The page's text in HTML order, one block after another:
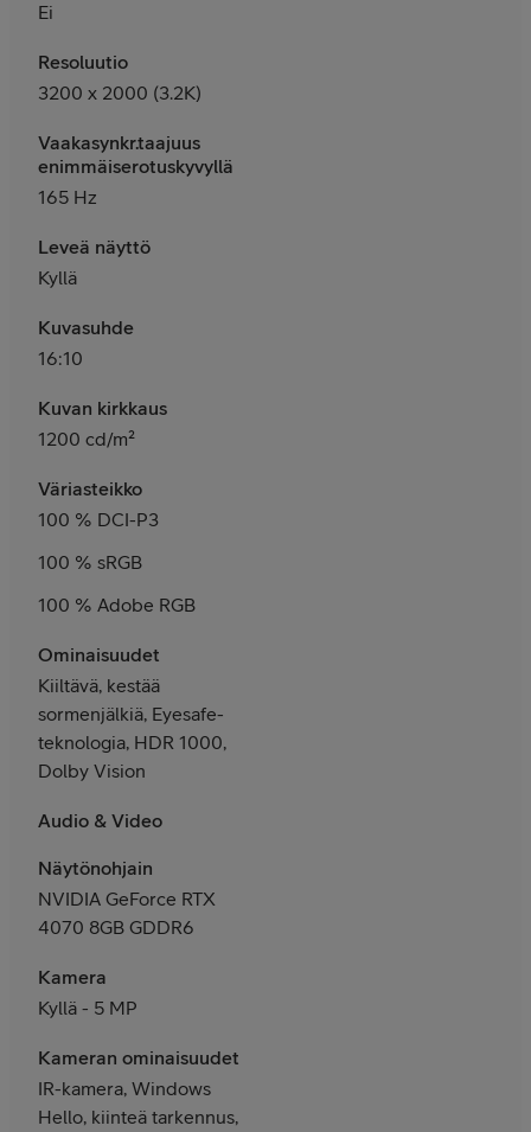
Ei
Resoluutio
3200 x 2000 (3.2K)
Vaakasynkr.taajuus
enimmäiserotuskyvyllä
165 Hz
Leveä näyttö
Kyllä
Kuvasuhde
16:10
Kuvan kirkkaus
1200 cd/m²
Väriasteikko
100 % DCI-P3
100 % sRGB
100 % Adobe RGB
Ominaisuudet
Kiiltävä, kestää
sormenjälkiä, Eyesafe-
teknologia, HDR 1000,
Dolby Vision
Audio & Video
Näytönohjain
NVIDIA GeForce RTX
4070 8GB GDDR6
Kamera
Kyllä - 5 MP
Kameran ominaisuudet
IR-kamera, Windows
Hello, kiinteä tarkennus,